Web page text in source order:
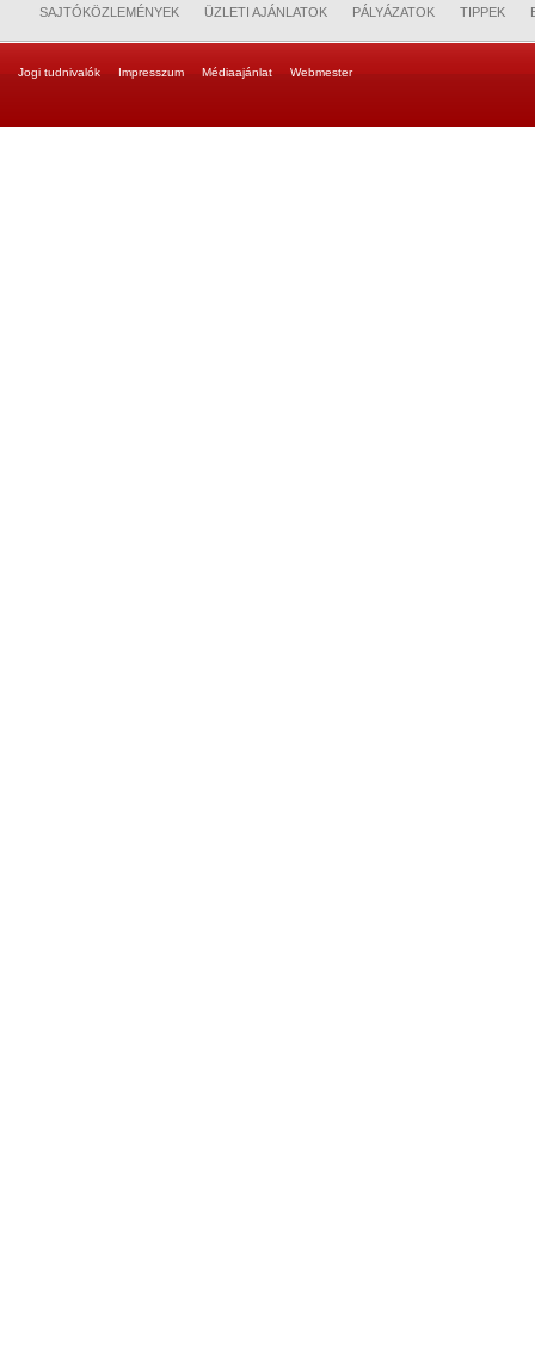
SAJTÓKÖZLEMÉNYEK ÜZLETI AJÁNLATOK PÁLYÁZATOK TIPPEK
Jogi tudnivalók Impresszum Médiaajánlat Webmester